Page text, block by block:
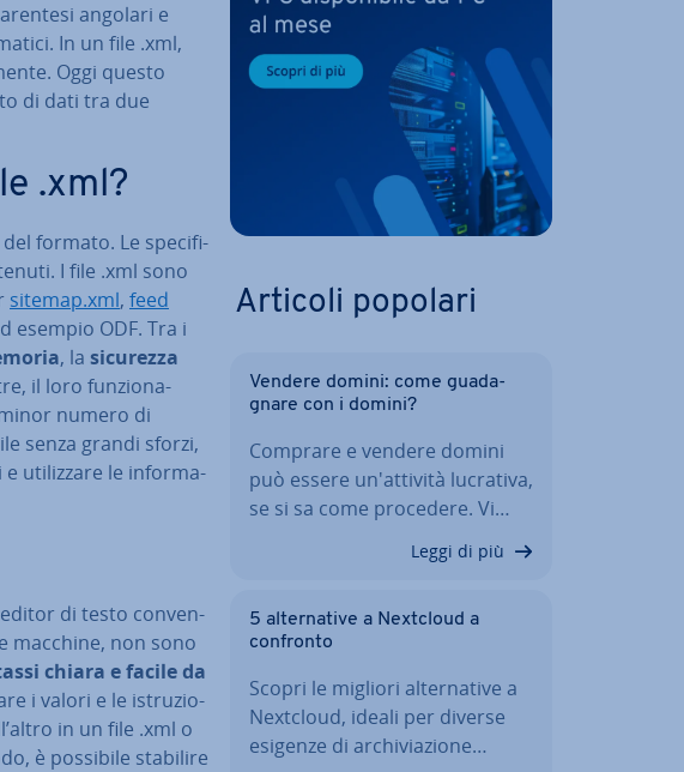
angolari e
In un file .xml,
Oggi questo
di dati tra due
.xml?
formato. Le spe­ci­fi­
I file .xml sono
sitemap.xml, feed
esempio ODF. Tra i
, la sicurezza
il loro fun­zio­na­
numero di
senza grandi sforzi,
e uti­liz­za­re le in­for­ma­
di testo con­ven­
macchine, non sono
chiara e facile da
i valori e le istru­zio­
in un file .xml o
è possibile stabilire
Articoli popolari
Vendere domini: come gua­da­
gna­re con i domini?
Comprare e vendere domini
può essere un'at­ti­vi­tà lucrativa,
se si sa come procedere. Vi…
Leggi di più
5 al­ter­na­ti­ve a Nextcloud a
confronto
Scopri le migliori al­ter­na­ti­ve a
Nextcloud, ideali per diverse
esigenze di ar­chi­via­zio­ne…